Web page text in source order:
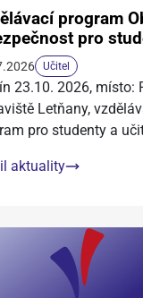
program
pro
Učitel
23.10. 2026, místo:
Letňany,
pro studenty a
aktuality